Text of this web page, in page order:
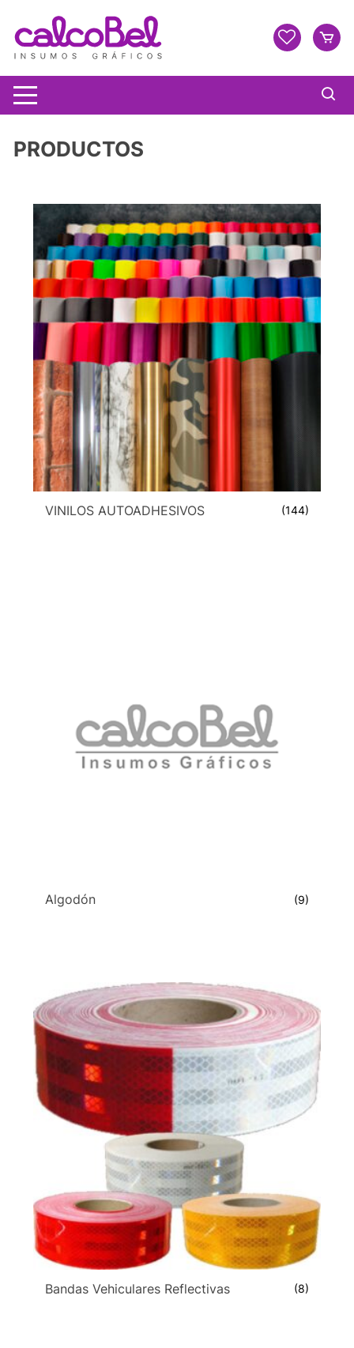
PRODUCTOS
VINILOS AUTOADHESIVOS (144)
Algodón (9)
Bandas Vehiculares Reflectivas (8)